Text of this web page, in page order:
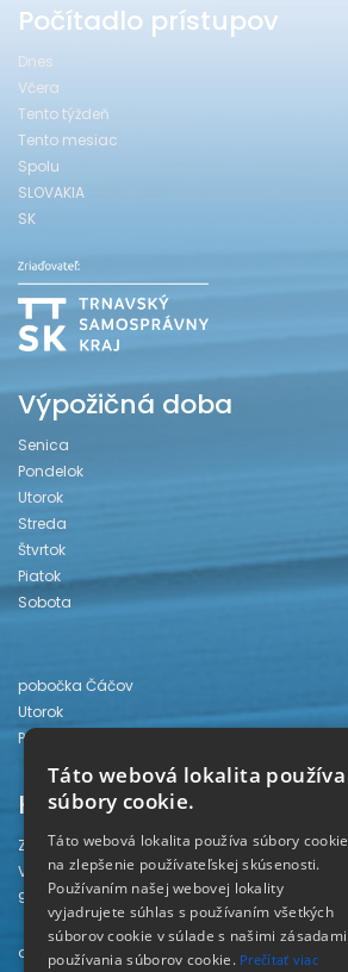
Počítadlo prístupov
Dnes
Včera
Tento týždeň
Tento mesiac
Spolu
SLOVAKIA
SK
Výpožičná doba
Senica
Pondelok
Utorok
Streda
Štvrtok
Piatok
Sobota
pobočka Čáčov
Utorok
Piatok
Kontakt
Záhorská knižnica
Vajanského 28
905 01 Senica
odd. beletrie 034/654 3780
Táto webová lokalita používa
súbory cookie.
Táto webová lokalita používa súbory cookie
na zlepšenie používateľskej skúsenosti.
Používaním našej webovej lokality
vyjadrujete súhlas s používaním všetkých
súborov cookie v súlade s našimi zásadami
používania súborov cookie. Prečítať viac